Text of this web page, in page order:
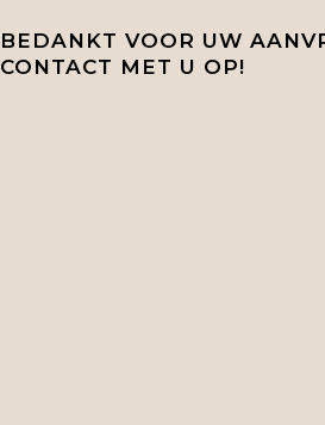
BEDANKT VOOR UW
CONTACT MET U OP!